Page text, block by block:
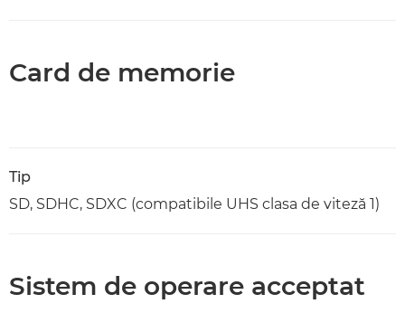
Card de memorie
Tip
SD, SDHC, SDXC (compatibile UHS clasa de viteză 1)
Sistem de operare acceptat